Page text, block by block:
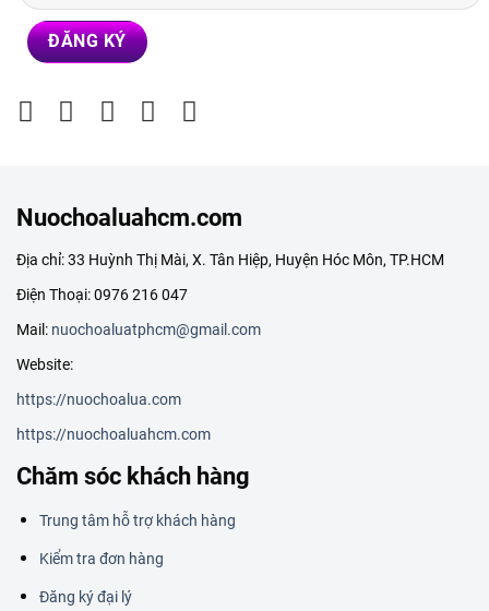
Nuochoaluahcm.com
Địa chỉ: 33 Huỳnh Thị Mài, X. Tân Hiệp, Huyện Hóc Môn, TP.HCM
Điện Thoại: 0976 216 047
Mail: nuochoaluatphcm@gmail.com
Website:
https://nuochoalua.com
https://nuochoaluahcm.com
Chăm sóc khách hàng
Trung tâm hỗ trợ khách hàng
Kiểm tra đơn hàng
Đăng ký đại lý